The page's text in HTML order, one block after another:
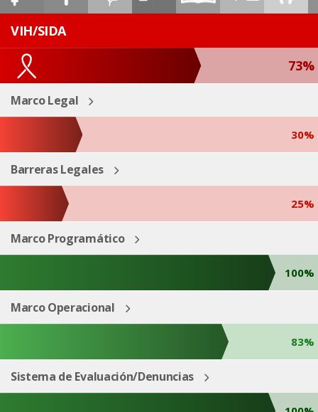
ESP ENG
VIH/SIDA
73%
Marco Legal
30%
Barreras Legales
25%
Marco Programático
100%
Marco Operacional
83%
Sistema de Evaluación/Denuncias